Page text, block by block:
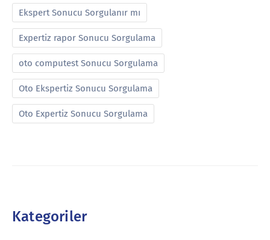
Ekspert Sonucu Sorgulanır mı
Expertiz rapor Sonucu Sorgulama
oto computest Sonucu Sorgulama
Oto Ekspertiz Sonucu Sorgulama
Oto Expertiz Sonucu Sorgulama
Kategoriler